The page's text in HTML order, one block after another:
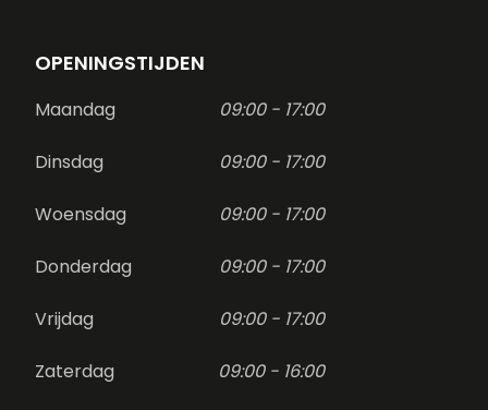
OPENINGSTIJDEN
Maandag 09:00 - 17:00
Dinsdag 09:00 - 17:00
Woensdag 09:00 - 17:00
Donderdag 09:00 - 17:00
Vrijdag 09:00 - 17:00
Zaterdag 09:00 - 16:00